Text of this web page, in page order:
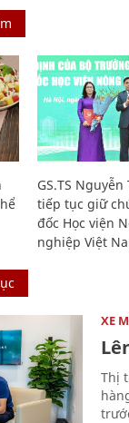
GS.TS Nguyễn
tiếp tục giữ
đốc Học viện
nghiệp Việt
XE
Thị